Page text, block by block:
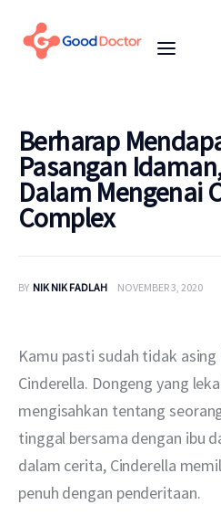
Untuk Bisnis
Mengapa Good Doctor
Layanan
Berharap
Pasangan
Dalam Mengenai
Complex
BY NIK NIK FADLAH NOVEMBER 3, 2020
Kamu pasti sudah tidak
Cinderella. Dongeng yang
mengisahkan tentang
tinggal bersama dengan ibu
dalam cerita, Cinderella
penuh dengan penderitaan.